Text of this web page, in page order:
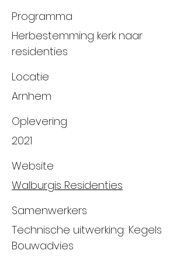
Programma
Herbestemming kerk naar
residenties
Locatie
Arnhem
Oplevering
2021
Website
Walburgis Residenties
Samenwerkers
Technische uitwerking: Kegels
Bouwadvies